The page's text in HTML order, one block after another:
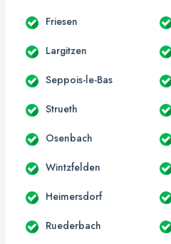
Friesen
Largitzen
Seppois-le-Bas
Strueth
Osenbach
Wintzfelden
Heimersdorf
Ruederbach